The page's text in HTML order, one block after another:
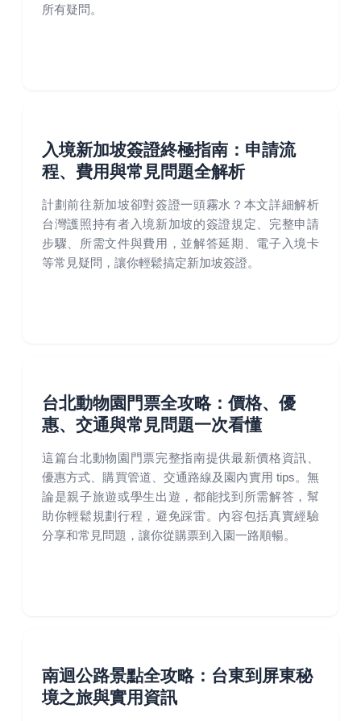
所有疑問。
入境新加坡簽證終極指南：申請流
程、費用與常見問題全解析
計劃前往新加坡卻對簽證一頭霧水？本文詳細解析
台灣護照持有者入境新加坡的簽證規定、完整申請
步驟、所需文件與費用，並解答延期、電子入境卡
等常見疑問，讓你輕鬆搞定新加坡簽證。
台北動物園門票全攻略：價格、優
惠、交通與常見問題一次看懂
這篇台北動物園門票完整指南提供最新價格資訊、
優惠方式、購買管道、交通路線及園內實用 tips。無
論是親子旅遊或學生出遊，都能找到所需解答，幫
助你輕鬆規劃行程，避免踩雷。內容包括真實經驗
分享和常見問題，讓你從購票到入園一路順暢。
南迴公路景點全攻略：台東到屏東秘
境之旅與實用資訊